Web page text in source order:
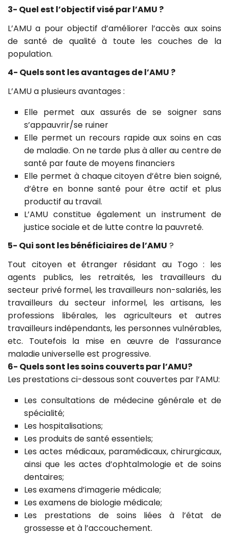
3- Quel est l’objectif visé par l’AMU ?
L’AMU a pour objectif d’améliorer l’accès aux soins
de santé de qualité à toute les couches de la
population.
4- Quels sont les avantages de l’AMU ?
L’AMU a plusieurs avantages :
Elle permet aux assurés de se soigner sans
s’appauvrir/se ruiner
Elle permet un recours rapide aux soins en cas
de maladie. On ne tarde plus à aller au centre de
santé par faute de moyens financiers
Elle permet à chaque citoyen d’être bien soigné,
d’être en bonne santé pour être actif et plus
productif au travail.
L’AMU constitue également un instrument de
justice sociale et de lutte contre la pauvreté.
5- Qui sont les bénéficiaires de l’AMU ?
Tout citoyen et étranger résidant au Togo : les
agents publics, les retraités, les travailleurs du
secteur privé formel, les travailleurs non-salariés, les
travailleurs du secteur informel, les artisans, les
professions libérales, les agriculteurs et autres
travailleurs indépendants, les personnes vulnérables,
etc. Toutefois la mise en œuvre de l’assurance
maladie universelle est progressive.
6- Quels sont les soins couverts par l’AMU?
Les prestations ci-dessous sont couvertes par l’AMU:
Les consultations de médecine générale et de
spécialité;
Les hospitalisations;
Les produits de santé essentiels;
Les actes médicaux, paramédicaux, chirurgicaux,
ainsi que les actes d’ophtalmologie et de soins
dentaires;
Les examens d’imagerie médicale;
Les examens de biologie médicale;
Les prestations de soins liées à l’état de
grossesse et à l’accouchement.